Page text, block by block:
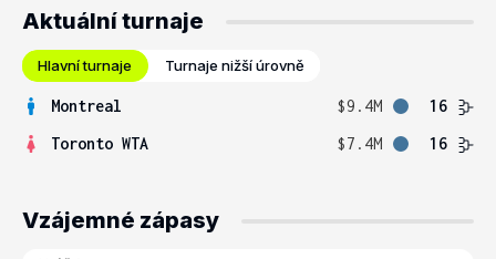
Aktuální turnaje
Hlavní turnaje Turnaje nižší úrovně
Montreal $9.4M
16
Toronto WTA
$7.4M 16
Vzájemné zápasy